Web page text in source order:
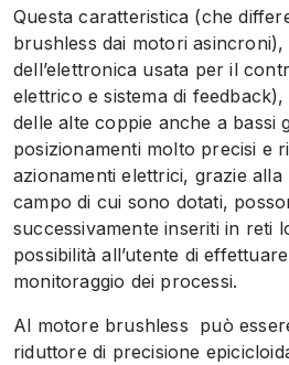
Questa caratteristica (che
brushless dai motori
dell’elettronica usata per il
elettrico e sistema di
delle alte coppie anche a bassi
posizionamenti molto precisi e
azionamenti elettrici, grazie
campo di cui sono dotati,
successivamente inseriti in reti
possibilità all’utente di
monitoraggio dei processi.
Al motore brushless può
riduttore di precisione